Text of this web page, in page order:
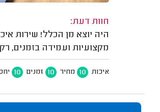
חוות דעת:
היה יוצא מן הכלל! שירות
מקצועיות ועמידה בזמנים,
איכות 10 מחיר 10 זמנים 10